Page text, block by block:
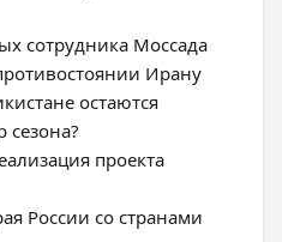
сотрудника Моссада
Ирану
остаются
сезона?
проекта
России со странами